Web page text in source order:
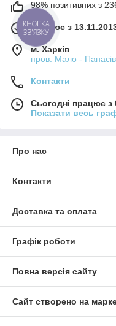
98% позитивних з 236
Працює з
м. Харків
пров. Мало -
Контакти
Сьогодні працює з
Показати весь
Про нас
Контакти
Доставка та оплата
Графік роботи
Повна версія сайту
Сайт створено на
КНОПКА
ЗВ'ЯЗКУ